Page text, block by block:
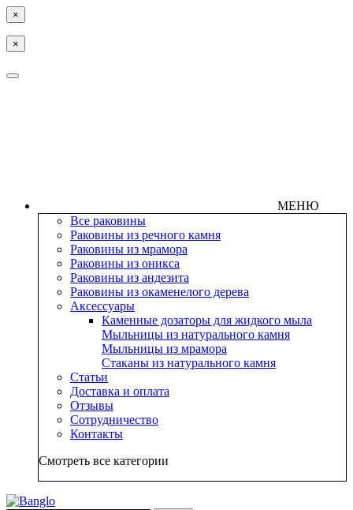
×
×
МЕНЮ
Все раковины
Раковины из речного камня
Раковины из мрамора
Раковины из оникса
Раковины из андезита
Раковины из окаменелого дерева
Аксессуары
Каменные дозаторы для жидкого мыла
Мыльницы из натурального камня
Мыльницы из мрамора
Стаканы из натурального камня
Статьи
Доставка и оплата
Отзывы
Сотрудничество
Контакты
Смотреть все категории